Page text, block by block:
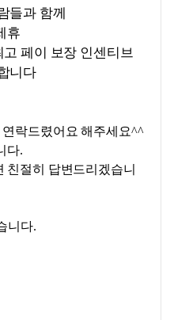
들과 함께
휴
페이 보장 인센티브
니다
락드렸어요 해주세요^^
다.
친절히 답변드리겠습니
니다.